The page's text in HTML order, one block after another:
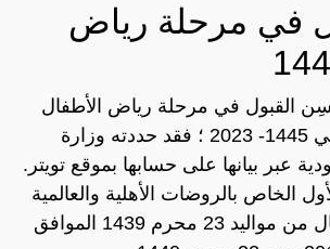
في مرحلة رياض
القبول في مرحلة رياض الأطفال
للعام الدراسي 1445- 2023 ؛ فقد حددته وزارة
عبر بيانها على حسابها بموقع تويتر.
الخاص بالروضات الأهلية والعالمية
خاص بالأطفال من مواليد 23 محرم 1439 الموافق